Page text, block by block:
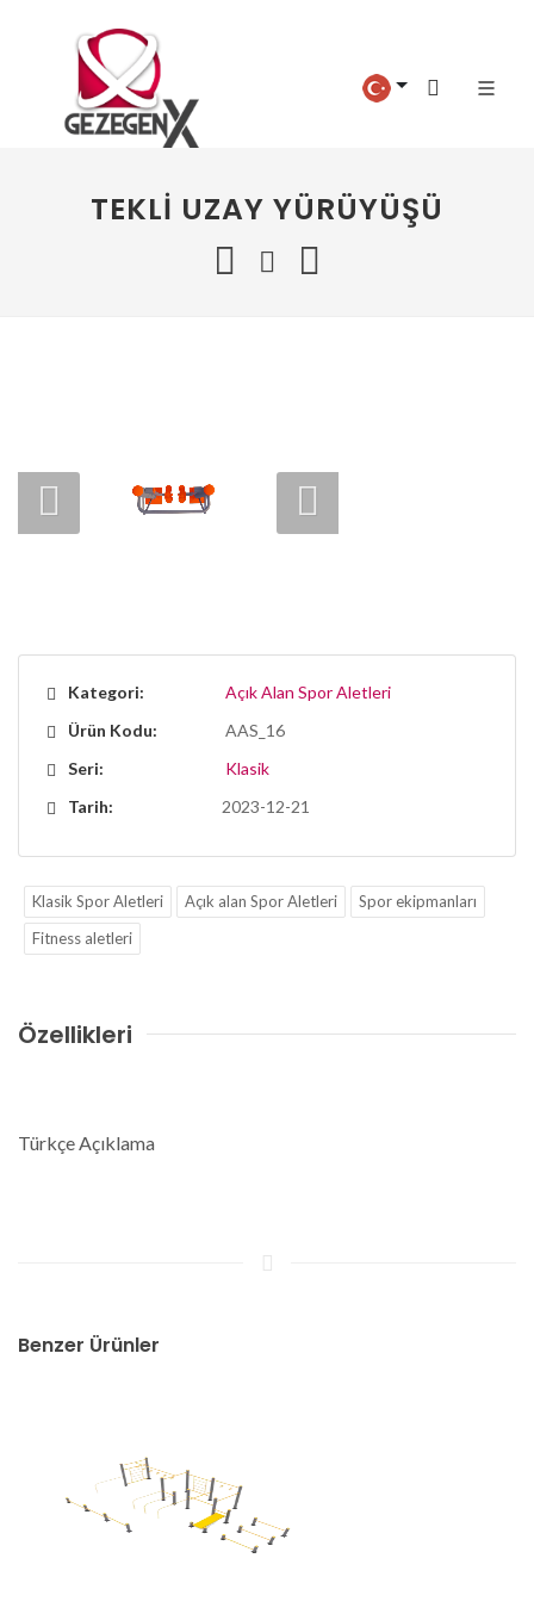
TEKLI UZAY YÜRÜYÜŞÜ
Kategori:
Açık Alan Spor Aletleri
Ürün Kodu:
AAS_16
Seri:
Klasik
Tarih:
2023-12-21
Klasik Spor Aletleri Açık alan Spor Aletleri
Spor ekipmanları
Fitness aletleri
Özellikleri
Türkçe Açıklama
Benzer Ürünler